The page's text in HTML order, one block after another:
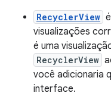
RecyclerView
visualizações
é uma
RecyclerView
você adicionaria
interface.